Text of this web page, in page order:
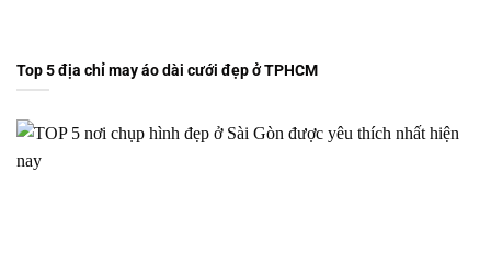
Top 5 địa chỉ may áo dài cưới đẹp ở TPHCM